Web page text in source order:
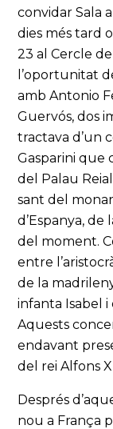
convidar Sala
dies més tard
23 al Cercle
l’oportunitat
amb Antonio
Guervós, dos
tractava d’un
Gasparini que
del Palau
sant del
d’Espanya,
del moment.
entre
de la
infanta Isabel i
Aquests
endavant
del rei Alfons
Després
nou a França